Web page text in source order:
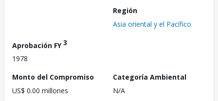
Región
Asia oriental y el Pacífico
Aprobación FY3
1978
Monto del Compromiso
US$ 0.00 millones
Categoría Ambiental
N/A